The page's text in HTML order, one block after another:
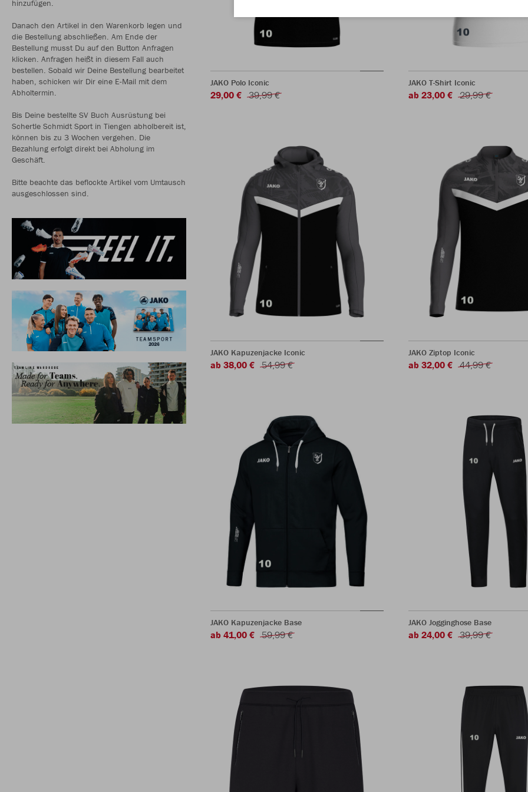
hinzufügen.
Danach den Artikel in den Warenkorb legen und
die Bestellung abschließen. Am Ende der
Bestellung musst Du auf den Button Anfragen
klicken. Anfragen heißt in diesem Fall auch
bestellen. Sobald wir Deine Bestellung bearbeitet
haben, schicken wir Dir eine E-Mail mit dem
Abholtermin.
Bis Deine bestellte SV Buch Ausrüstung bei
Schertle Schmidt Sport in Tiengen abholbereit ist,
können bis zu 3 Wochen vergehen. Die
Bezahlung erfolgt direkt bei Abholung im
Geschäft.
Bitte beachte das beflockte Artikel vom Umtausch
ausgeschlossen sind.
JAKO Polo Iconic
29,00 € 39,99 €
JAKO T-Shirt Iconic
ab 23,00 € 29,99 €
JAKO Kapuzenjacke Iconic
ab 38,00 € 54,99 €
JAKO Ziptop Iconic
ab 32,00 € 44,99 €
JAKO Kapuzenjacke Base
ab 41,00 € 59,99 €
JAKO Jogginghose Base
ab 24,00 € 39,99 €